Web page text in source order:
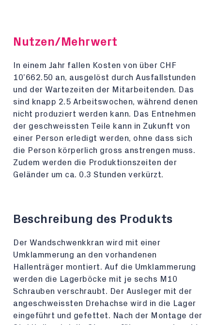
Nutzen/Mehrwert
In einem Jahr fallen Kosten von über CHF
10’662.50 an, ausgelöst durch Ausfallstunden
und der Wartezeiten der Mitarbeitenden. Das
sind knapp 2.5 Arbeitswochen, während denen
nicht produziert werden kann. Das Entnehmen
der geschweissten Teile kann in Zukunft von
einer Person erledigt werden, ohne dass sich
die Person körperlich gross anstrengen muss.
Zudem werden die Produktionszeiten der
Geländer um ca. 0.3 Stunden verkürzt.
Beschreibung des Produkts
Der Wandschwenkkran wird mit einer
Umklammerung an den vorhandenen
Hallenträger montiert. Auf die Umklammerung
werden die Lagerböcke mit je sechs M10
Schrauben verschraubt. Der Ausleger mit der
angeschweissten Drehachse wird in die Lager
eingeführt und gefettet. Nach der Montage der